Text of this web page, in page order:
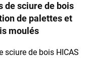
de sciure de bois
de palettes et
moulés
sciure de bois HICAS